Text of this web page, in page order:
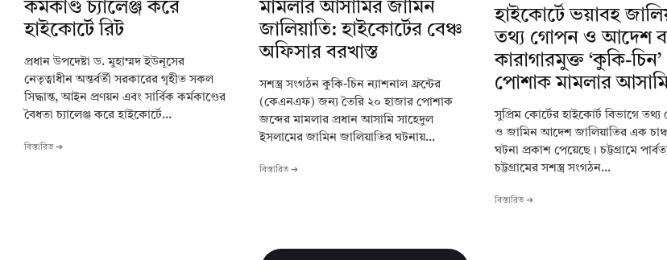
কর্মকাণ্ড চ্যালেঞ্জ করে
হাইকোর্টে রিট
প্রধান উপদেষ্টা ড. মুহাম্মদ ইউনূসের
নেতৃত্বাধীন অন্তর্বর্তী সরকারের গৃহীত সকল
সিদ্ধান্ত, আইন প্রণয়ন এবং সার্বিক কর্মকাণ্ডের
বৈধতা চ্যালেঞ্জ করে হাইকোর্টে...
বিস্তারিত ➔
মামলার আসামির জামিন
জালিয়াতি: হাইকোর্টের বেঞ্চ
অফিসার বরখাস্ত
সশস্ত্র সংগঠন কুকি-চিন ন্যাশনাল ফ্রন্টের
(কেএনএফ) জন্য তৈরি ২০ হাজার পোশাক
জব্দের মামলার প্রধান আসামি সাহেদুল
ইসলামের জামিন জালিয়াতির ঘটনায়...
বিস্তারিত ➔
হাইকোর্টে ভয়াবহ
তথ্য গোপন ও আদেশ
কারাগারমুক্ত ‘কুকি-চিন’
পোশাক মামলার
সুপ্রিম কোর্টের হাইকোর্ট বিভাগে
ও জামিন আদেশ জালিয়াতির এক
ঘটনা প্রকাশ পেয়েছে। চট্টগ্রামে
চট্টগ্রামের সশস্ত্র সংগঠন...
বিস্তারিত ➔